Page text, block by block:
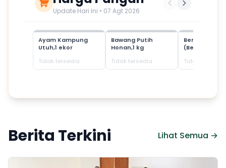
Update Hari Ini • 07 Agt 2026
Ayam Kampung
Utuh,1 ekor
Tidak tersedia
Bawang Putih
Honan,1 kg
Tidak tersedia
Beras
(Beras SPHP)
Tidak tersedia
Berita Terkini Lihat Semua →